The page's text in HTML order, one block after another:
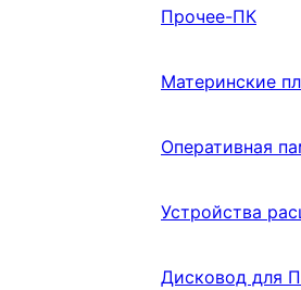
Прочее-ПК
Материнские
Оперативная
Устройства
Дисковод для